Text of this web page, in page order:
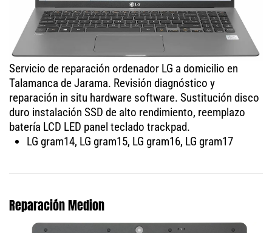
Servicio de reparación ordenador LG a domicilio en
Talamanca de Jarama. Revisión diagnóstico y
reparación in situ hardware software. Sustitución disco
duro instalación SSD de alto rendimiento, reemplazo
batería LCD LED panel teclado trackpad.
LG gram14, LG gram15, LG gram16, LG gram17
Reparación Medion